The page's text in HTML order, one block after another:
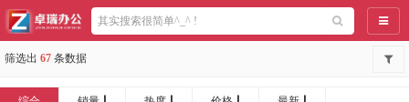
导航
筛选出 67 条数据